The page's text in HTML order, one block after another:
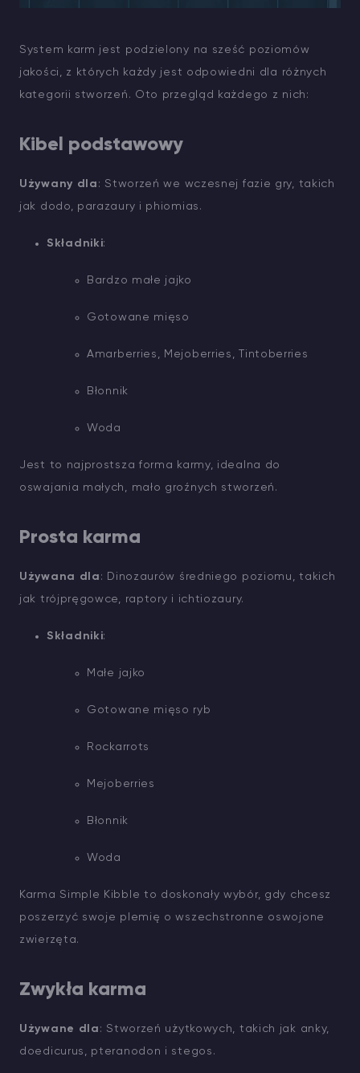
System karm jest podzielony na sześć poziomów
jakości, z których każdy jest odpowiedni dla różnych
kategorii stworzeń. Oto przegląd każdego z nich:
Kibel podstawowy
Używany dla : Stworzeń we wczesnej fazie gry, takich
jak dodo, parazaury i phiomias.
Składniki:
Bardzo małe jajko
Gotowane mięso
Amarberries, Mejoberries, Tintoberries
Błonnik
Woda
Jest to najprostsza forma karmy, idealna do
oswajania małych, mało groźnych stworzeń.
Prosta karma
Używana dla : Dinozaurów średniego poziomu, takich
jak trójpręgowce, raptory i ichtiozaury.
Składniki:
Małe jajko
Gotowane mięso ryb
Rockarrots
Mejoberries
Błonnik
Woda
Karma Simple Kibble to doskonały wybór, gdy chcesz
poszerzyć swoje plemię o wszechstronne oswojone
zwierzęta.
Zwykła karma
Używane dla : Stworzeń użytkowych, takich jak anky,
doedicurus, pteranodon i stegos.